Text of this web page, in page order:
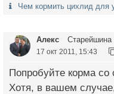
Чем кормить цихлид для
Алекс Старейшина
17 окт 2011, 15:43
Попробуйте корма со
Хотя, в вашем